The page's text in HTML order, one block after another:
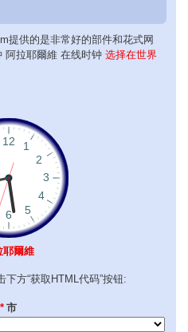
提供的是非常好的部件和花式网
阿拉耶爾維 在线时钟 选择在世界
耶爾維
方“获取HTML代码”按钮:
* 市